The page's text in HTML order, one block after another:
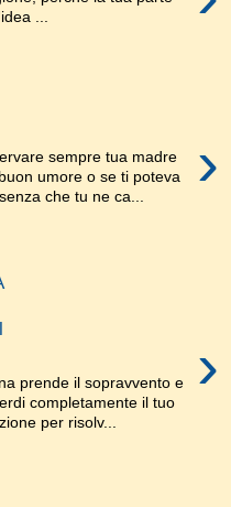
...
›
sempre tua madre
umore o se ti poteva
che tu ne ca...
›
prende il sopravvento e
completamente il tuo
per risolv...